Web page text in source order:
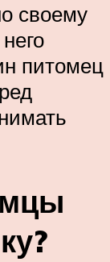
своему
питомец